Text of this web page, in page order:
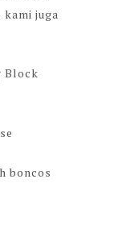
juga
Block
boncos